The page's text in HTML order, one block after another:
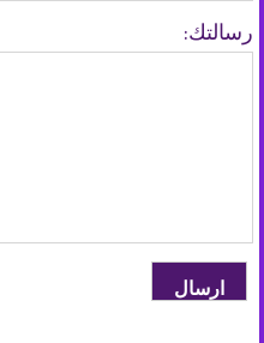
رسالتك:
ارسال